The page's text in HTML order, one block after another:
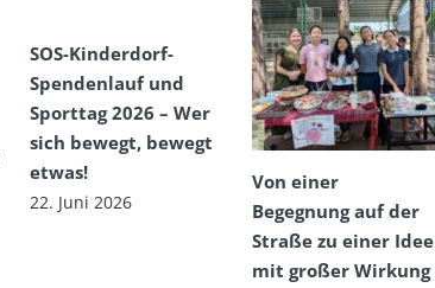
SOS-Kinderdorf-
Spendenlauf und
Sporttag 2026 – Wer
sich bewegt, bewegt
etwas!
22. Juni 2026
Von einer
Begegnung auf der
Straße zu einer Idee
mit großer Wirkung